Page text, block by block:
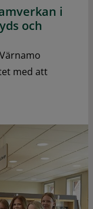
i
och
med att